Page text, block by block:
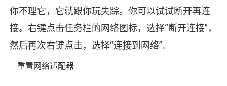
你不理它，它就跟你玩失踪。你可以试试断开再连
接。右键点击任务栏的网络图标，选择“断开连接”，
然后再次右键点击，选择“连接到网络”。
重置网络适配器